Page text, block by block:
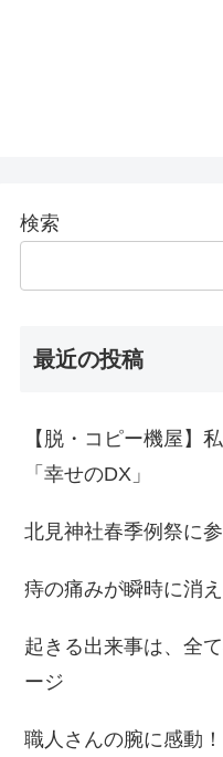
検索
最近の投稿
【脱・コピー機屋】
「幸せのDX」
北見神社春季例祭に
痔の痛みが瞬時に消
起きる出来事は、全
ージ
職人さんの腕に感動！